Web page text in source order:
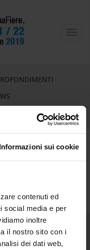
Informazioni sui cookie
contenuti ed
social media e per
inoltre
il nostro sito con i
dei dati web,